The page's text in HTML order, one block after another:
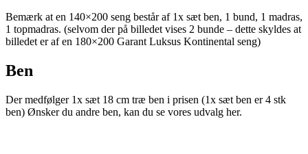
Bemærk at en 140×200 seng består af 1x sæt ben, 1 bund, 1 madras,
1 topmadras. (selvom der på billedet vises 2 bunde – dette skyldes at
billedet er af en 180×200 Garant Luksus Kontinental seng)
Ben
Der medfølger 1x sæt 18 cm træ ben i prisen (1x sæt ben er 4 stk
ben) Ønsker du andre ben, kan du se vores udvalg her.